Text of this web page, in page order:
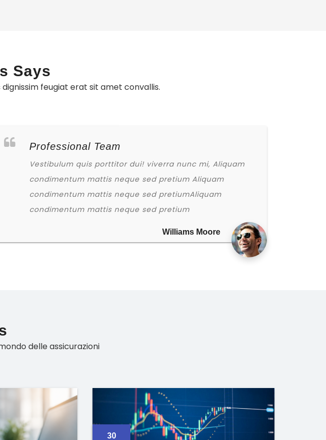
Says
feugiat erat sit amet convallis.
Professional Team
Vestibulum quis porttitor dui! viverra nunc mi, Aliquam
condimentum mattis neque sed pretium Aliquam
condimentum mattis neque sed pretiumAliquam
condimentum mattis neque sed pretium
Williams Moore
delle assicurazioni
30